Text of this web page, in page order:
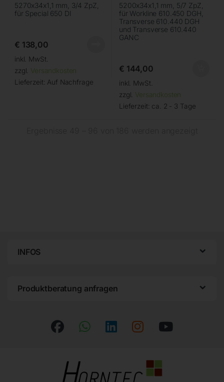
5270x34x1,1 mm, 3/4 ZpZ,
für Special 650 DI
€ 138,00
inkl. MwSt.
zzgl. Versandkosten
Lieferzeit: Auf Nachfrage
5200x34x1,1 mm, 5/7 ZpZ,
für Workline 610.450 DGH,
Transverse 610.440 DGH
und Transverse 610.440
GANC
€ 144,00
inkl. MwSt.
zzgl. Versandkosten
Lieferzeit: ca. 2 - 3 Tage
INFOS
Produktberatung anfragen